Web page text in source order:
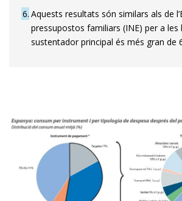
6 Aquests resultats són similars als de
pressupostos familiars (INE) per a les
sustentador principal és més gran de